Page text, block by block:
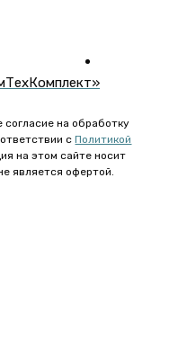
на обработку
сПолитикой
на этом сайте носит
является офертой.